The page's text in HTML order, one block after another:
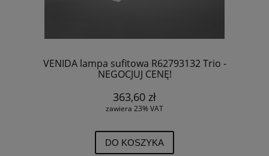
VENIDA lampa sufitowa R62793132 Trio -
NEGOCJUJ CENĘ!
363,60 zł
zawiera 23% VAT
DO KOSZYKA